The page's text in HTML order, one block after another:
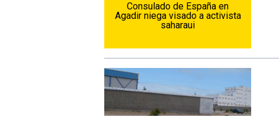
Consulado de España en
Agadir niega visado a activista
saharaui